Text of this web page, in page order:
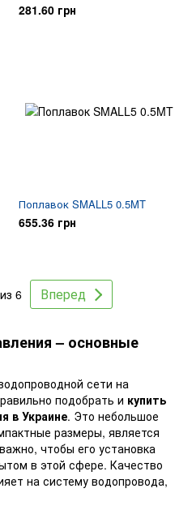
281.60 грн
Поплавок SMALL5 0.5MT
655.36 грн
6 Вперед
– основные
сети на
подобрать и купить
в Украине. Это небольшое
размеры, является
чтобы его установка
в этой сфере. Качество
на систему водопровода,